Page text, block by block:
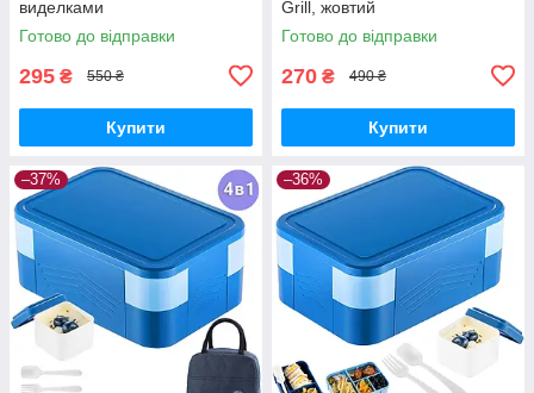
виделками
Готово до відправки
295 ₴ 550 ₴
Купити
Grill, жовтий
Готово до відправки
270 ₴ 490 ₴
Купити
–37% –36%